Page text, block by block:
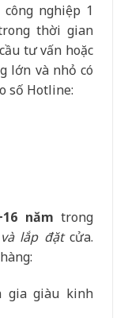
nghiệp 1
thời gian
tư vấn hoặc
lớn và nhỏ có
số Hotline:
năm trong
và lắp đặtcửa.
gia giàu kinh